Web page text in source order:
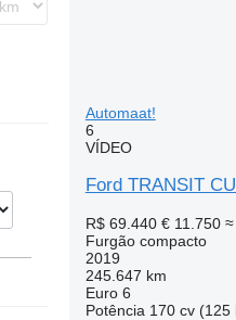
Automaat!
6
VÍDEO
Ford TRANSIT
R$ 69.440 € 11.750
Furgão compacto
2019
245.647 km
Euro 6
Potência 170 cv (125